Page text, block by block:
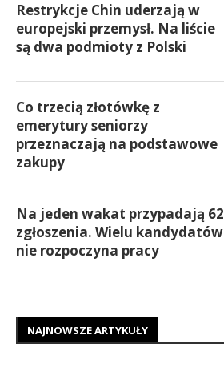
Restrykcje Chin uderzają w
europejski przemysł. Na liście
są dwa podmioty z Polski
Co trzecią złotówkę z
emerytury seniorzy
przeznaczają na podstawowe
zakupy
Na jeden wakat przypadają 62
zgłoszenia. Wielu kandydatów
nie rozpoczyna pracy
NAJNOWSZE ARTYKUŁY